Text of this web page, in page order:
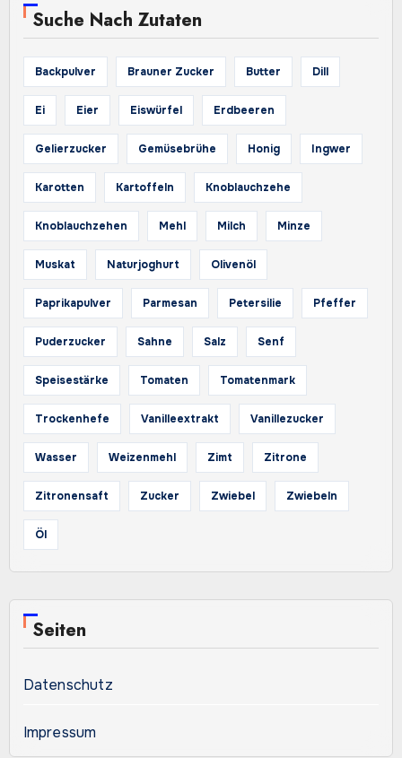
Suche Nach Zutaten
Backpulver Brauner Zucker Butter Dill
Ei Eier Eiswürfel Erdbeeren
Gelierzucker Gemüsebrühe Honig Ingwer
Karotten Kartoffeln Knoblauchzehe
Knoblauchzehen Mehl Milch Minze
Muskat Naturjoghurt Olivenöl
Paprikapulver Parmesan Petersilie Pfeffer
Puderzucker Sahne Salz Senf
Speisestärke Tomaten Tomatenmark
Trockenhefe Vanilleextrakt Vanillezucker
Wasser Weizenmehl Zimt Zitrone
Zitronensaft Zucker Zwiebel Zwiebeln
Öl
Seiten
Datenschutz
Impressum